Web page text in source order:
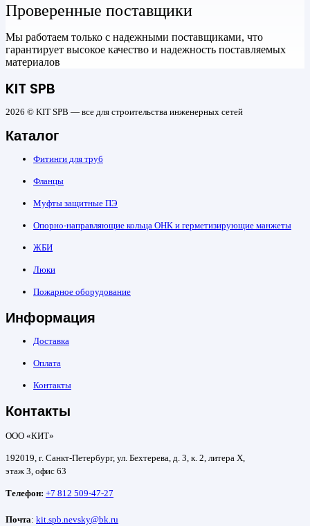
Проверенные поставщики
Мы работаем только с надежными поставщиками, что
гарантирует высокое качество и надежность поставляемых
материалов
KIT SPB
2026 © KIT SPB — все для строительства инженерных сетей
Каталог
Фитинги для труб
Фланцы
Муфты защитные ПЭ
Опорно-направляющие кольца ОНК и герметизирующие манжеты
ЖБИ
Люки
Пожарное оборудование
Информация
Доставка
Оплата
Контакты
Контакты
ООО «КИТ»
192019, г. Санкт-Петербург, ул. Бехтерева, д. 3, к. 2, литера Х,
этаж 3, офис 63
Телефон: +7 812 509-47-27
Почта: kit.spb.nevsky@bk.ru